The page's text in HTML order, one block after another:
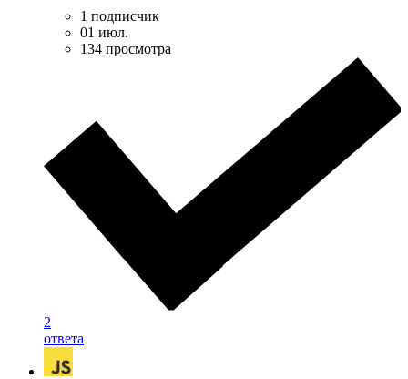
1 подписчик
01 июл.
134 просмотра
2
ответа